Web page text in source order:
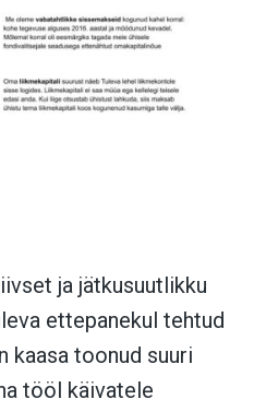
ja jätkusuutlikku
ettepanekul tehtud
kaasa toonud suuri
tööl käivatele